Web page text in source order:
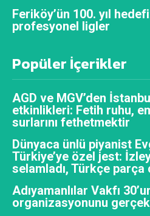
Feriköy’ün 100. yıl
profesyonel ligler
Popüler İçerikler
AGD ve MGV’den
etkinlikleri: Fetih ruhu,
surlarını fethetmektir
Dünyaca ünlü piyanist
Türkiye’ye özel jest:
selamladı, Türkçe parça
Adıyamanlılar Vakfı
organizasyonunu